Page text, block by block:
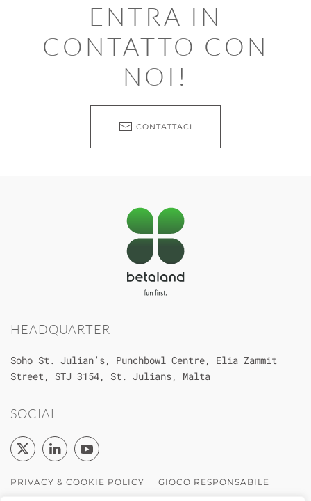
ENTRA IN
CONTATTO CON
NOI!
CONTATTACI
HEADQUARTER
Soho St. Julian’s, Punchbowl Centre, Elia Zammit
Street, STJ 3154, St. Julians, Malta
SOCIAL
PRIVACY & COOKIE POLICY GIOCO RESPONSABILE